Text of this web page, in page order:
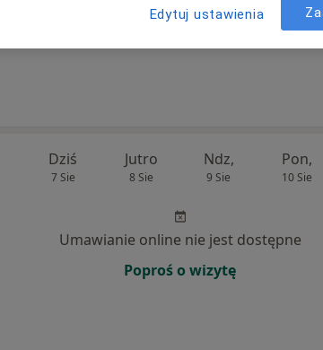
Dziś
7 Sie
Jutro
8 Sie
Ndz,
9 Sie
Pon,
10 Sie
Umawianie online nie jest dostępne
Poproś o wizytę
Edytuj ustawienia